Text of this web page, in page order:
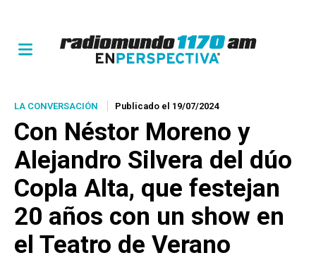
LA CONVERSACIÓN Publicado el 19/07/2024
Con Néstor Moreno y
Alejandro Silvera del dúo
Copla Alta, que festejan
20 años con un show en
el Teatro de Verano